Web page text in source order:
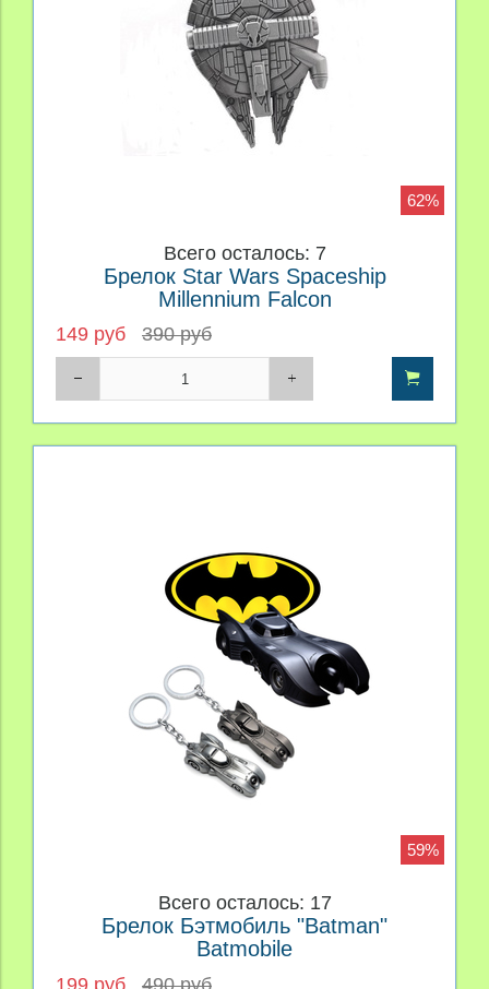
62%
Всего осталось: 7
Брелок Star Wars Spaceship
Millennium Falcon
149 руб 390 руб
59%
Всего осталось: 17
Брелок Бэтмобиль "Batman"
Batmobile